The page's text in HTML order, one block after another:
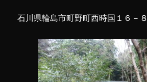
石川県輪島市町野町西時国１６－８